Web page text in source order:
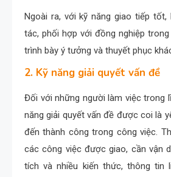
Ngoài ra, với kỹ năng giao tiếp tốt,
tác, phối hợp với đồng nghiệp
trình bày ý tưởng và thuyết phục
2. Kỹ năng giải quyết vấn đề
Đối với những người làm việc trong
năng giải quyết vấn đề được coi là
đến thành công trong công việc.
các công việc được giao, cần vận
tích và nhiều kiến ​​thức, thông tin